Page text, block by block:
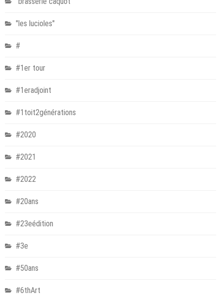
"les lucioles"
#
#1er tour
#1eradjoint
#1toit2générations
#2020
#2021
#2022
#20ans
#23eédition
#3e
#50ans
#6thArt